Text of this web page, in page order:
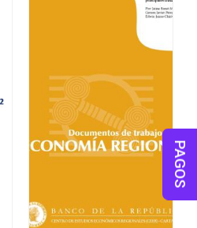
PAGOS